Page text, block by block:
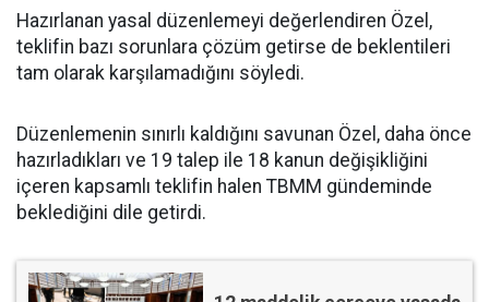
Hazırlanan yasal düzenlemeyi değerlendiren Özel,
teklifin bazı sorunlara çözüm getirse de beklentileri
tam olarak karşılamadığını söyledi.
Düzenlemenin sınırlı kaldığını savunan Özel, daha önce
hazırladıkları ve 19 talep ile 18 kanun değişikliğini
içeren kapsamlı teklifin halen TBMM gündeminde
beklediğini dile getirdi.